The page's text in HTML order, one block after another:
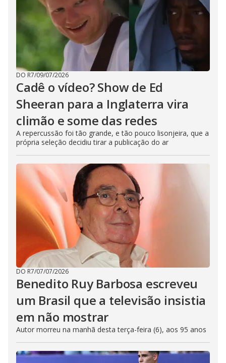
DO R7/09/07/2026
Cadê o vídeo? Show de Ed
Sheeran para a Inglaterra vira
climão e some das redes
A repercussão foi tão grande, e tão pouco lisonjeira, que a
própria seleção decidiu tirar a publicação do ar
DO R7/07/07/2026
Benedito Ruy Barbosa escreveu
um Brasil que a televisão insistia
em não mostrar
Autor morreu na manhã desta terça-feira (6), aos 95 anos